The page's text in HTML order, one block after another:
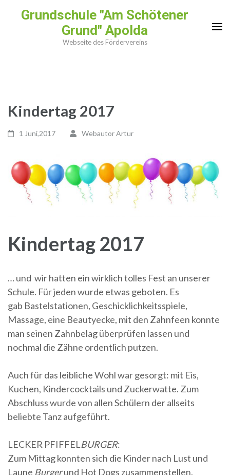
InhaltGrundschule "Am Schötener
Grund" Apolda
Webseite des Fördervereins
Kindertag 2017
1 Juni,2017 Webautor Artur
Kindertag 2017
… und wir hatten ein wirklich tolles Fest an unserer
Schule. Für jeden wurde etwas geboten. Es
gab Bastelstationen, Geschicklichkeitsspiele,
Massage, eine Beautyecke, mit den Zahnfeen konnte
man seinen Zahnbelag überprüfen lassen und
nochmal die Zähne ordentlich putzen.
Auch für das leibliche Wohl war gesorgt: mit Eis,
Kuchen, Kindercocktails und Zuckerwatte. Zum
Abschluss wurde von allen Schülern der allseits
beliebte Tanz aufgeführt.
LECKER PFIFFELBURGER:
Zum Mittag konnten sich die Kinder nach Lust und
Laune Burgerund Hot Dogs zusammenstellen.